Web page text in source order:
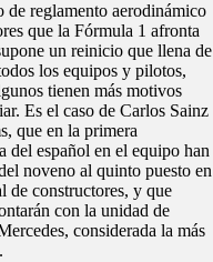
de reglamento aerodinámico
que la Fórmula 1 afronta
un reinicio que llena de
los equipos y pilotos,
tienen más motivos
Es el caso de Carlos Sainz
que en la primera
del español en el equipo han
noveno al quinto puesto en
de constructores, y que
con la unidad de
considerada la más